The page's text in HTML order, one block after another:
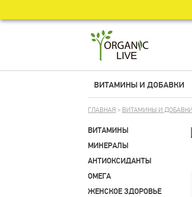
ВИТАМИНЫ И ДОБАВКИ
ГЛАВНАЯ > ВИТАМИНЫ И ДОБАВКИ
ВИТАМИНЫ
МИНЕРАЛЫ
АНТИОКСИДАНТЫ
ОМЕГА
ЖЕНСКОЕ ЗДОРОВЬЕ